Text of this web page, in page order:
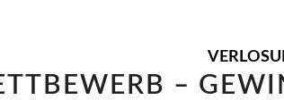
–